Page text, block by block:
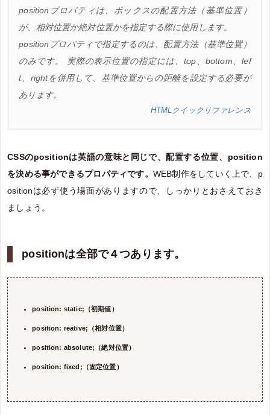
positionプロパティは、ボックスの配置方法（基準位置）
が、相対位置か絶対位置かを指定する際に使用します。
positionプロパティで指定するのは、配置方法（基準位置）
のみです。 実際の表示位置の指定には、top、bottom、lef
t、rightを併用して、基準位置からの距離を設定する必要が
あります。
HTMLクイックリファレンス
CSSのpositionは英語の意味と同じで、配置する位置、position
を決める事ができるプロパティです。 WEB制作をしていく上で、p
ositionは必ず使う場面がありますので、しっかりとおさえておき
ましょう。
positionは全部で４つあります。
position: static;（初期値）
position: reative;（相対位置）
position: absolute;（絶対位置）
position: fixed;（固定位置）